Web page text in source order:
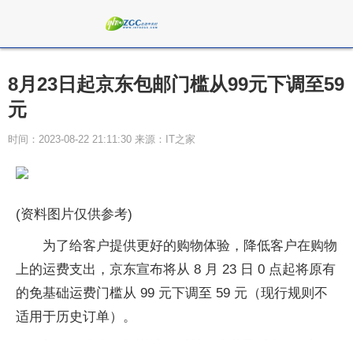
8月23日起京东包邮门槛从99元下调至59
元
时间：2023-08-22 21:11:30 来源：IT之家
(资料图片仅供参考)
为了给客户提供更好的购物体验，降低客户在购物
上的运费支出，京东宣布将从 8 月 23 日 0 点起将原有
的免基础运费门槛从 99 元下调至 59 元（现行规则不
适用于历史订单）。